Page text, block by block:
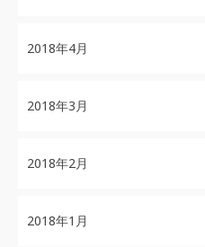
2018年4月
2018年3月
2018年2月
2018年1月